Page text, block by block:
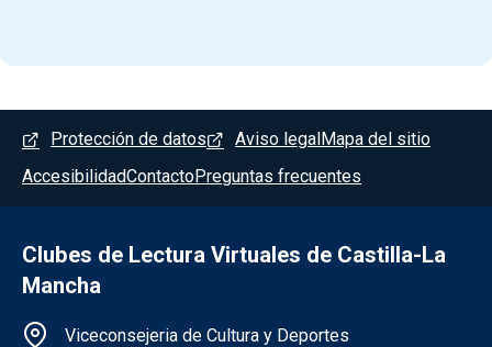
Menú del pie
Protección de datos Aviso legal Mapa del sitio
AccesibilidadContactoPreguntas frecuentes
Clubes de Lectura Virtuales de Castilla-La
Mancha
Información de la institución
Viceconsejeria de Cultura y Deportes